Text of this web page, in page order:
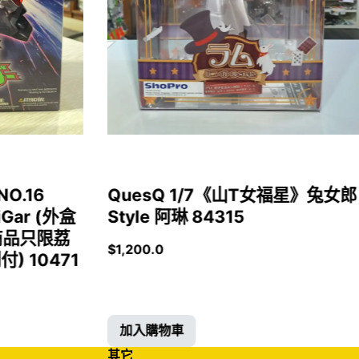
(外盒
只限荔
) 10471
QuesQ 1/7《山T女福星》兔女郎
Style 阿琳 84315
$1,200.0
加入購物車
其它